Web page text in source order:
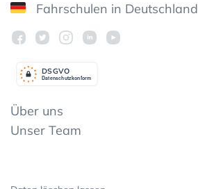
Fahrschulen in Deutschland
Datenschutzkonform
DSGVO
Über uns
Unser Team